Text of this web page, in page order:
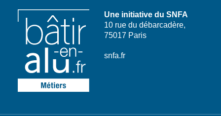
Une initiative du SNFA
10 rue du débarcadère,
75017 Paris
snfa.fr